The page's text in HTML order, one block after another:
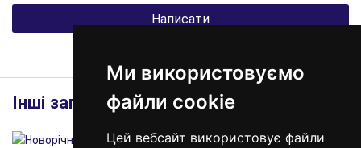
Ми використовуємо
файли cookie
Цей вебсайт використовує файли
Написати
Інші записи